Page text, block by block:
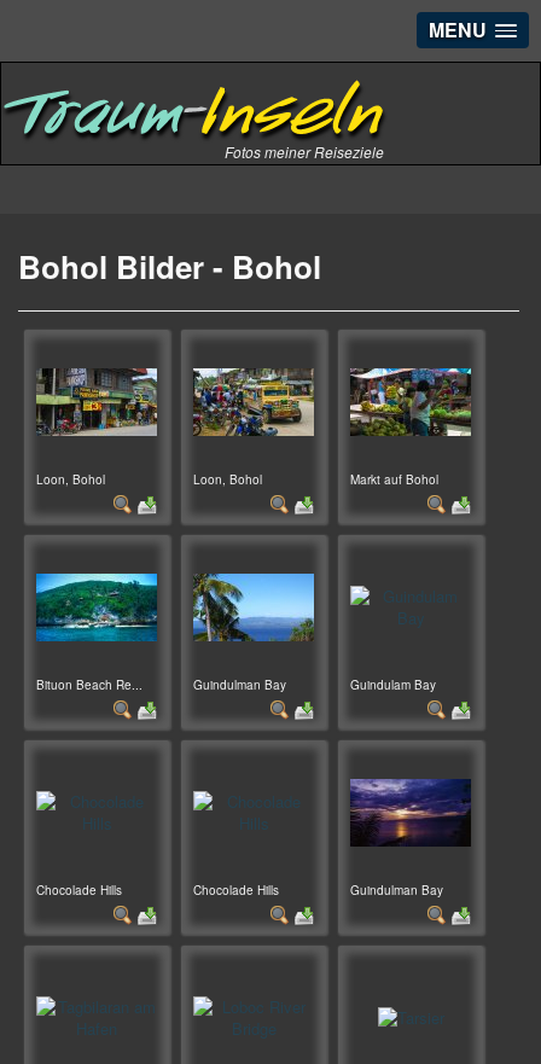
MENU
Fotos meiner Reiseziele
Bohol Bilder - Bohol
Loon, Bohol Loon, Bohol Markt auf Bohol
Bituon Beach Re... Guindulman Bay Guindulam Bay
Chocolade Hills Chocolade Hills Guindulman Bay